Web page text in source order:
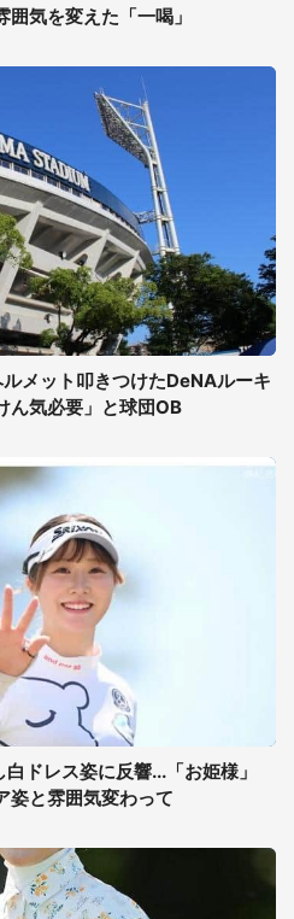
気を変えた「一喝」
メット叩きつけたDeNAルーキ
ん気必要」と球団OB
ドレス姿に反響...「お姫様」
姿と雰囲気変わって